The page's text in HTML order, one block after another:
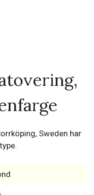
Sweden har